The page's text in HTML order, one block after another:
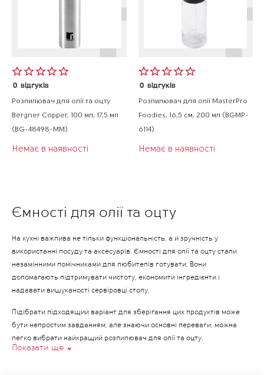
0 відгуків
Розпилювач для олії та оцту
Bergner Copper, 100 мл, 17,5 мл
(BG-48498-MM)
Немає в наявності
0 відгуків
Розпилювач для олії MasterPro
Foodies, 16,5 см, 200 мл (BGMP-
6114)
Немає в наявності
Ємності для олії та оцту
На кухні важлива не тільки функціональність, а й зручність у
використанні посуду та аксесуарів. Ємності для олії та оцту стали
незамінними помічниками для любителів готувати. Вони
допомагають підтримувати чистоту, економити інгредієнти і
надавати вишуканості сервіровці столу.
Підібрати підходящий варіант для зберігання цих продуктів може
бути непростим завданням, але знаючи основні переваги, можна
легко вибрати найкращий розпилювач для олії та оцту.
Показати ще